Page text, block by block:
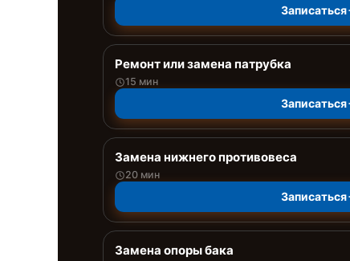
Записаться
Ремонт или замена патрубка
15 мин
Записаться
Замена нижнего противовеса
20 мин
Записаться
Замена опоры бака